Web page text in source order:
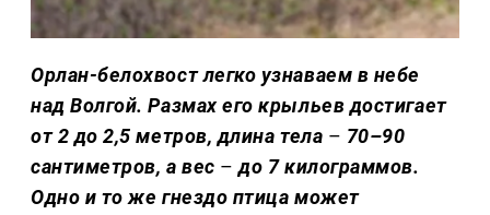
Орлан-белохвост легко узнаваем в небе
над Волгой. Размах его крыльев достигает
от 2 до 2,5 метров, длина тела – 70–90
сантиметров, а вес – до 7 килограммов.
Одно и то же гнездо птица может